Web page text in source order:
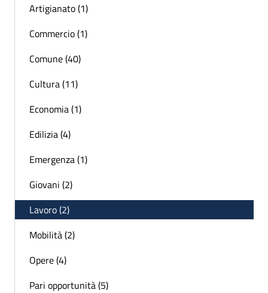
Artigianato (1)
Commercio (1)
Comune (40)
Cultura (11)
Economia (1)
Edilizia (4)
Emergenza (1)
Giovani (2)
Lavoro (2)
Mobilità (2)
Opere (4)
Pari opportunità (5)